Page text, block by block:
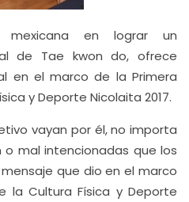
mexicana en lograr un
de Tae kwon do, ofrece
en el marco de la Primera
y Deporte Nicolaita 2017.
vayan por él, no importa
mal intencionadas que los
que dio en el marco
la Cultura Física y Deporte